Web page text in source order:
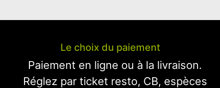
Le choix du paiement
Paiement en ligne ou à la livraison.
Réglez par ticket resto, CB, espèces